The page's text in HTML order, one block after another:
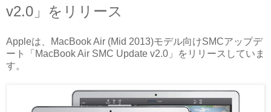
v2.0」をリリース
Appleは、MacBook Air (Mid 2013)モデル向けSMCアップデ
ート「MacBook Air SMC Update v2.0」をリリースしていま
す。